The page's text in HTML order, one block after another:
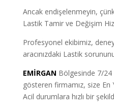
Ancak endişelenmeyin,
Lastik Tamir ve Değişim
Profesyonel ekibimiz,
aracınızdaki Lastik
EMİRGAN Bölgesinde 7/
gösteren firmamız, size En
Acil durumlara hızlı bir